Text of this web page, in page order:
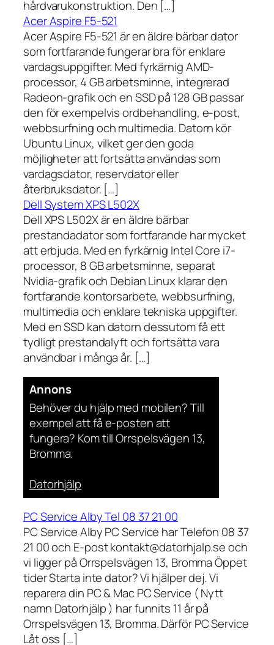
hårdvarukonstruktion. Den […]
Acer Aspire F5-521
Acer Aspire F5-521 är en äldre bärbar dator
som fortfarande fungerar bra för enklare
vardagsuppgifter. Med fyrkärnig AMD-
processor, 4 GB arbetsminne, integrerad
Radeon-grafik och en SSD på 128 GB passar
den för exempelvis ordbehandling, e-post,
webbsurfning och multimedia. Datorn kör
Ubuntu Linux, vilket ger den goda
möjligheter att fortsätta användas som
vardagsdator, reservdator eller
återbruksdator. […]
Dell System XPS L502X
Dell XPS L502X är en äldre bärbar
prestandadator som fortfarande har mycket
att erbjuda. Med en fyrkärnig Intel Core i7-
processor, 8 GB arbetsminne, separat
Nvidia-grafik och Debian Linux klarar den
fortfarande kontorsarbete, webbsurfning,
multimedia och enklare tekniska uppgifter.
Med en SSD kan datorn dessutom få ett
tydligt prestandalyft och fortsätta vara
användbar i många år. […]
Annons
Behöver du hjälp med mobilen? Till
exempel att få e-posten att
fungera? Kom till Orrspelsvägen 13,
Bromma.
Datorhjälp
PC Service Alby Tel 08 37 21 00
PC Service Alby PC Service har Telefon 08 37
21 00 och E-post kontakt@datorhjalp.se och
vi ligger på Orrspelsvägen 13, Bromma Öppet
tider Starta inte dator? Vi hjälper dej. Vi
reparera din PC & Mac PC Service ( Nytt
namn Datorhjälp ) har funnits 11 år på
Orrspelsvägen 13, Bromma. Därför PC Service
Låt oss […]